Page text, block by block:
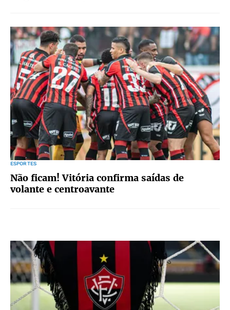
ESPORTES
Não ficam! Vitória confirma saídas de
volante e centroavante